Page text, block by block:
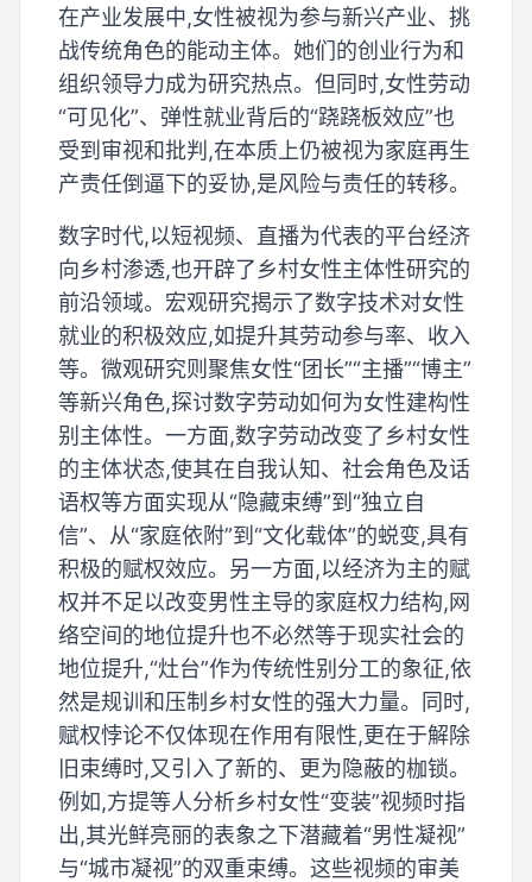
在产业发展中,女性被视为参与新兴产业、挑
战传统角色的能动主体。她们的创业行为和
组织领导力成为研究热点。但同时,女性劳动
“可见化”、弹性就业背后的“跷跷板效应”也
受到审视和批判,在本质上仍被视为家庭再生
产责任倒逼下的妥协,是风险与责任的转移。
数字时代,以短视频、直播为代表的平台经济
向乡村渗透,也开辟了乡村女性主体性研究的
前沿领域。宏观研究揭示了数字技术对女性
就业的积极效应,如提升其劳动参与率、收入
等。微观研究则聚焦女性“团长”“主播”“博主”
等新兴角色,探讨数字劳动如何为女性建构性
别主体性。一方面,数字劳动改变了乡村女性
的主体状态,使其在自我认知、社会角色及话
语权等方面实现从“隐藏束缚”到“独立自
信”、从“家庭依附”到“文化载体”的蜕变,具有
积极的赋权效应。另一方面,以经济为主的赋
权并不足以改变男性主导的家庭权力结构,网
络空间的地位提升也不必然等于现实社会的
地位提升,“灶台”作为传统性别分工的象征,依
然是规训和压制乡村女性的强大力量。同时,
赋权悖论不仅体现在作用有限性,更在于解除
旧束缚时,又引入了新的、更为隐蔽的枷锁。
例如,方提等人分析乡村女性“变装”视频时指
出,其光鲜亮丽的表象之下潜藏着“男性凝视”
与“城市凝视”的双重束缚。这些视频的审美